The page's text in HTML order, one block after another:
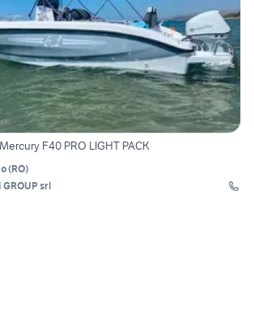
F40 PRO LIGHT PACK
(RO)
GROUP srl